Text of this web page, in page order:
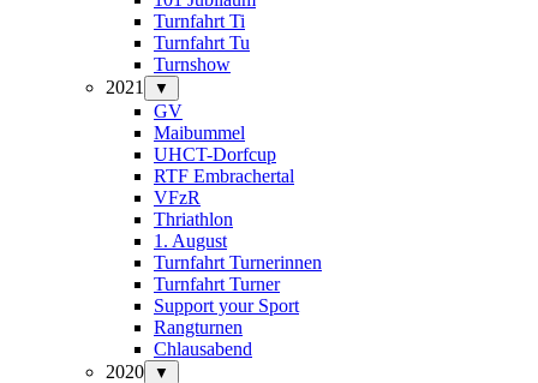
Turnfahrt Ti
Turnfahrt Tu
Turnshow
2021
▼
GV
Maibummel
UHCT-Dorfcup
RTF Embrachertal
VFzR
Thriathlon
1. August
Turnfahrt Turnerinnen
Turnfahrt Turner
Support your Sport
Rangturnen
Chlausabend
2020
▼